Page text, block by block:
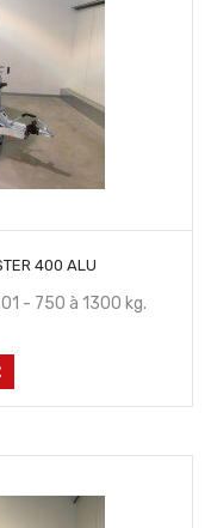
400 ALU
- 750 à 1300 kg.